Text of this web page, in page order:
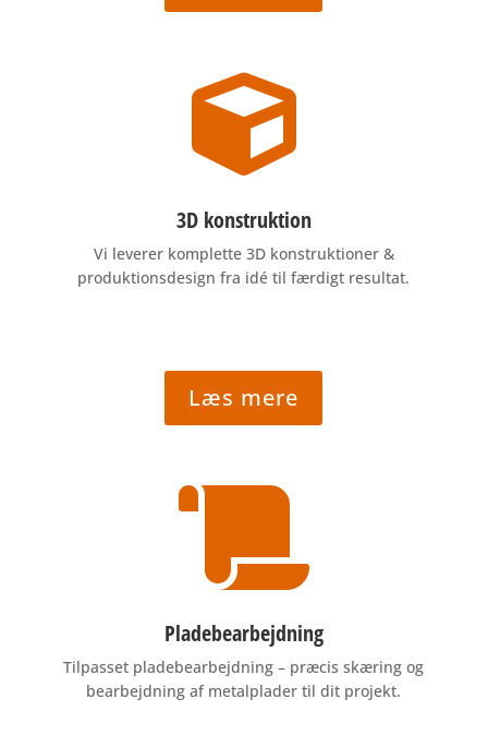

3D konstruktion
Vi leverer komplette 3D konstruktioner &
produktionsdesign fra idé til færdigt resultat.
Læs mere

Pladebearbejdning
Tilpasset pladebearbejdning – præcis skæring og
bearbejdning af metalplader til dit projekt.